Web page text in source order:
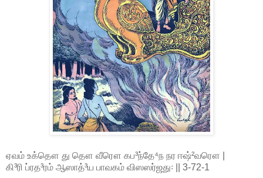
ஏவம் உக்தௌ து தௌ வீரௌ கப³ந்தே⁴ந நர ஈஷ்²வரௌ |
கி³ரி ப்ரத³ரம் ஆஸாத்³ய பாவகம் விஸஸர்ஜது꞉ || 3-72-1